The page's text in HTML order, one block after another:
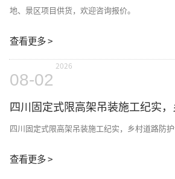
地、景区项目供货，欢迎咨询报价。
查看更多 >
2026
08-02
四川固定式限高架吊装施工纪实，乡村道路防
查看更多 >